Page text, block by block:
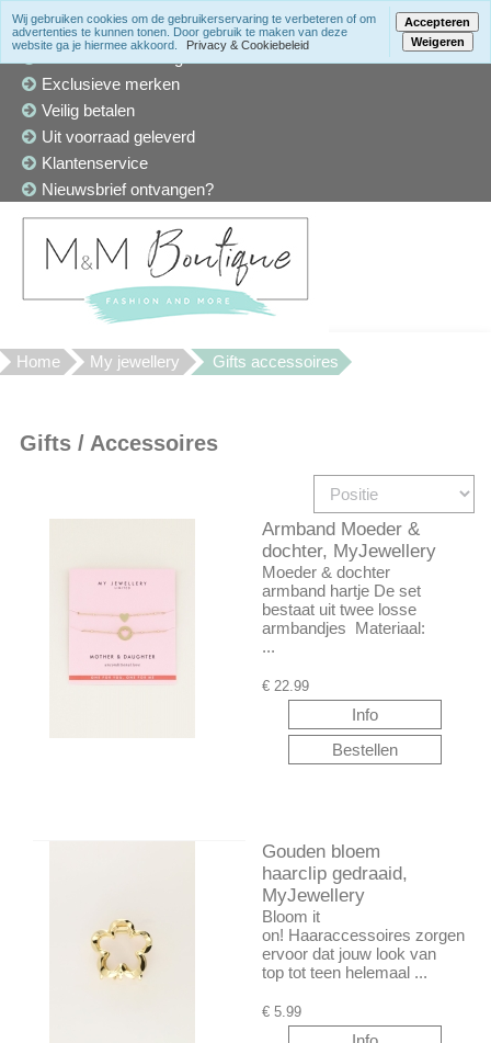
Winkel in Den Haag
Exclusieve merken
Veilig betalen
Uit voorraad geleverd
Klantenservice
Nieuwsbrief ontvangen?
Home My jewellery Gifts accessoires
Gifts / Accessoires
Armband Moeder &
dochter, MyJewellery
Moeder & dochter
armband hartje De set
bestaat uit twee losse
armbandjes Materiaal:
...
€ 22.99
Gouden bloem
haarclip gedraaid,
MyJewellery
Bloom it
on! Haaraccessoires zorgen
ervoor dat jouw look van
top tot teen helemaal ...
€ 5.99
Wij gebruiken cookies om de gebruikerservaring te verbeteren of om
advertenties te kunnen tonen. Door gebruik te maken van deze
website ga je hiermee akkoord.
Privacy & Cookiebeleid
Accepteren
Weigeren